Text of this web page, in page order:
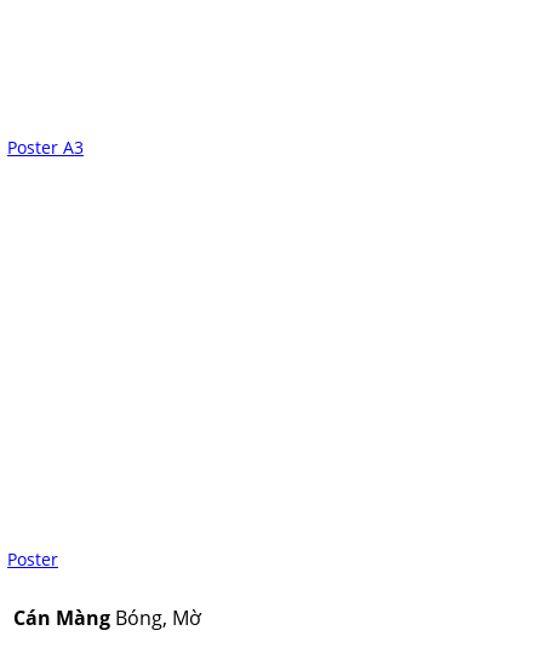
Poster A3
Poster
Cán Màng Bóng, Mờ